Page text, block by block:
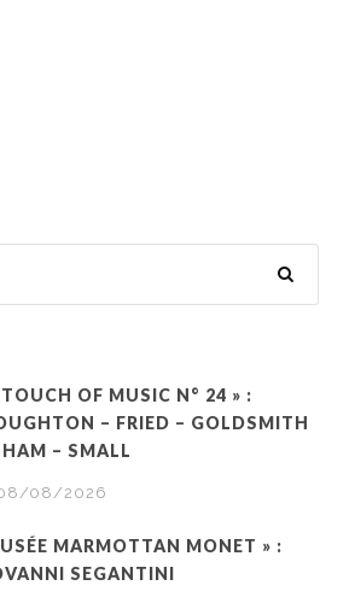
OF MUSIC N° 24 » :
– FRIED – GOLDSMITH
– SMALL
08/2026
MARMOTTAN MONET » :
SEGANTINI